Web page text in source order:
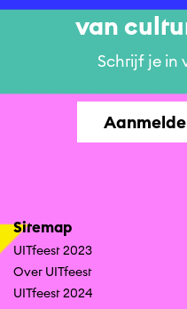
van
Schrijf je in
Sitemap
UITfeest 2023
Over UITfeest
UITfeest 2024